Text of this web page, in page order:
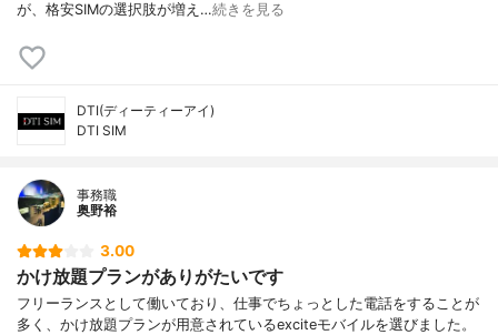
が、格安SIMの選択肢が増え…続きを見る
DTI(ディーティーアイ)
DTI SIM
事務職
奥野裕
3.00
かけ放題プランがありがたいです
フリーランスとして働いており、仕事でちょっとした電話をすることが
多く、かけ放題プランが用意されているexciteモバイルを選びました。